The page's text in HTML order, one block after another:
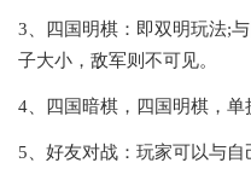
3、四国明棋：即双明玩法;
子大小，敌军则不可见。
4、四国暗棋，四国明棋，
5、好友对战：玩家可以与自